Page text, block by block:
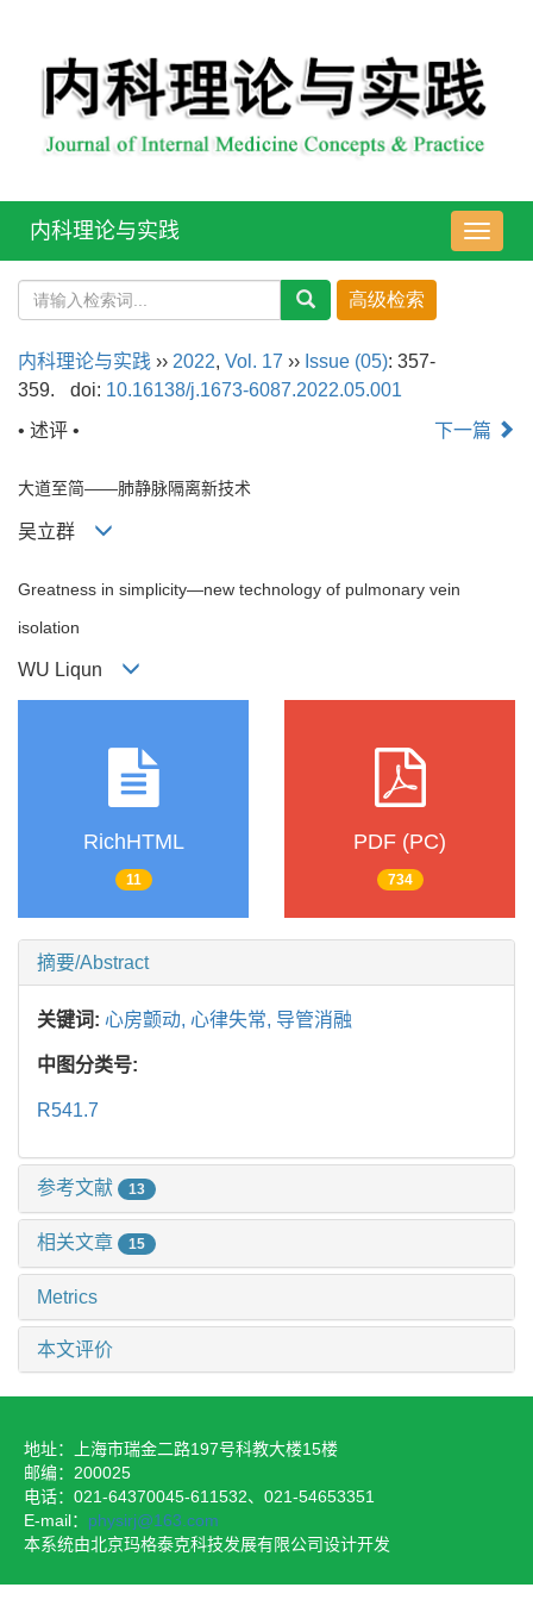
导
航
内科理论与实践
内科理论与实践 ›› 2022, Vol. 17 ›› Issue (05): 357-
359.
doi: 10.16138/j.1673-6087.2022.05.001
• 述评 •
下一篇
大道至简——肺静脉隔离新技术
吴立群
Greatness in simplicity—new technology of pulmonary vein
isolation
WU Liqun
RichHTML
11
PDF (PC)
734
摘要/Abstract
关键词: 心房颤动, 心律失常, 导管消融
中图分类号:
R541.7
参考文献 13
相关文章 15
Metrics
本文评价
地址：上海市瑞金二路197号科教大楼15楼
邮编：200025
电话：021-64370045-611532、021-54653351
E-mail： physirj@163.com
本系统由北京玛格泰克科技发展有限公司设计开发